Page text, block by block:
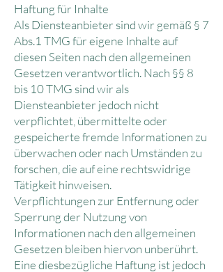
Haftung für Inhalte
Als Diensteanbieter sind wir gemäß § 7
Abs.1 TMG für eigene Inhalte auf
diesen Seiten nach den allgemeinen
Gesetzen verantwortlich. Nach §§ 8
bis 10 TMG sind wir als
Diensteanbieter jedoch nicht
verpflichtet, übermittelte oder
gespeicherte fremde Informationen zu
überwachen oder nach Umständen zu
forschen, die auf eine rechtswidrige
Tätigkeit hinweisen.
Verpflichtungen zur Entfernung oder
Sperrung der Nutzung von
Informationen nach den allgemeinen
Gesetzen bleiben hiervon unberührt.
Eine diesbezügliche Haftung ist jedoch